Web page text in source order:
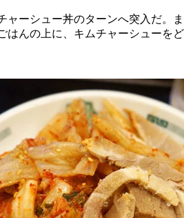
ャーシュー丼のターンへ突入だ。ま
はんの上に、キムチャーシューをど